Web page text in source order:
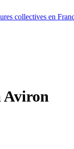
collectives en
Aviron